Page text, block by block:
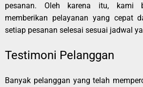
pesanan. Oleh karena itu, kami
memberikan pelayanan yang cepat
setiap pesanan selesai sesuai jadwal
Testimoni Pelanggan
Banyak pelanggan yang telah